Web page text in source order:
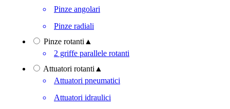
Pinze angolari
Pinze radiali
Pinze rotanti ▲
2 griffe parallele rotanti
Attuatori rotanti ▲
Attuatori pneumatici
Attuatori idraulici